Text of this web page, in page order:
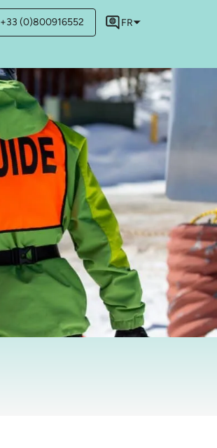
+33 (0)800916552 FR